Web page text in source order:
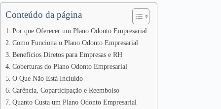
Conteúdo da página
Por que Oferecer um Plano Odonto Empresarial
Como Funciona o Plano Odonto Empresarial
Benefícios Diretos para Empresas e RH
Coberturas do Plano Odonto Empresarial
O Que Não Está Incluído
Carência, Coparticipação e Reembolso
Quanto Custa um Plano Odonto Empresarial